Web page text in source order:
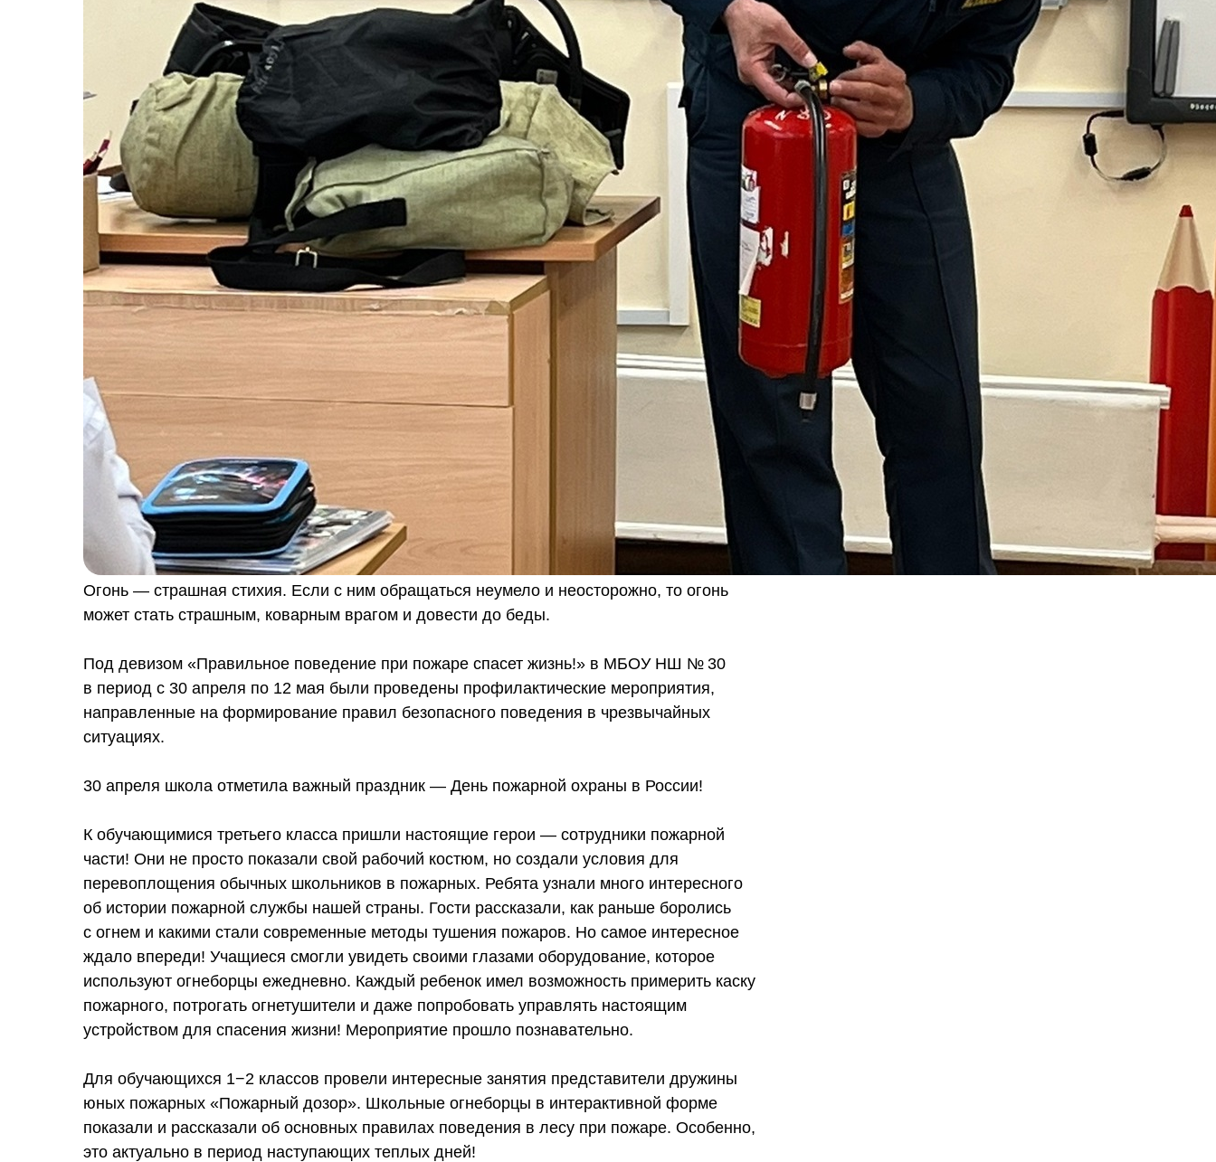
Огонь — страшная стихия. Если с ним обращаться неумело и неосторожно, то огонь
может стать страшным, коварным врагом и довести до беды.
Под девизом «Правильное поведение при пожаре спасет жизнь!» в МБОУ НШ № 30
в период с 30 апреля по 12 мая были проведены профилактические мероприятия,
направленные на формирование правил безопасного поведения в чрезвычайных
ситуациях.
30 апреля школа отметила важный праздник — День пожарной охраны в России!
К обучающимися третьего класса пришли настоящие герои — сотрудники пожарной
части! Они не просто показали свой рабочий костюм, но создали условия для
перевоплощения обычных школьников в пожарных. Ребята узнали много интересного
об истории пожарной службы нашей страны. Гости рассказали, как раньше боролись
с огнем и какими стали современные методы тушения пожаров. Но самое интересное
ждало впереди! Учащиеся смогли увидеть своими глазами оборудование, которое
используют огнеборцы ежедневно. Каждый ребенок имел возможность примерить каску
пожарного, потрогать огнетушители и даже попробовать управлять настоящим
устройством для спасения жизни! Мероприятие прошло познавательно.
Для обучающихся 1−2 классов провели интересные занятия представители дружины
юных пожарных «Пожарный дозор». Школьные огнеборцы в интерактивной форме
показали и рассказали об основных правилах поведения в лесу при пожаре. Особенно,
это актуально в период наступающих теплых дней!